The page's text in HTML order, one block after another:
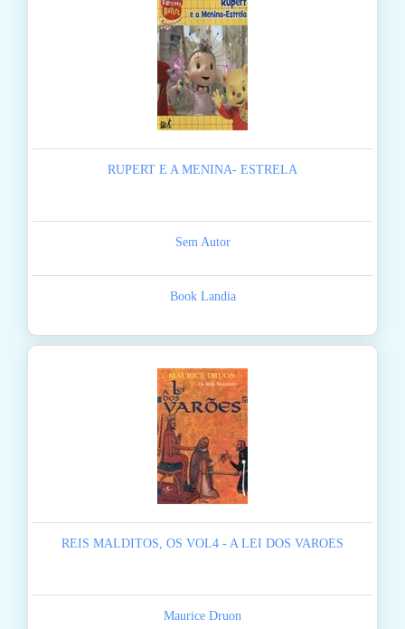
RUPERT E A MENINA- ESTRELA
Sem Autor
Book Landia
REIS MALDITOS, OS VOL4 - A LEI DOS VAROES
Maurice Druon